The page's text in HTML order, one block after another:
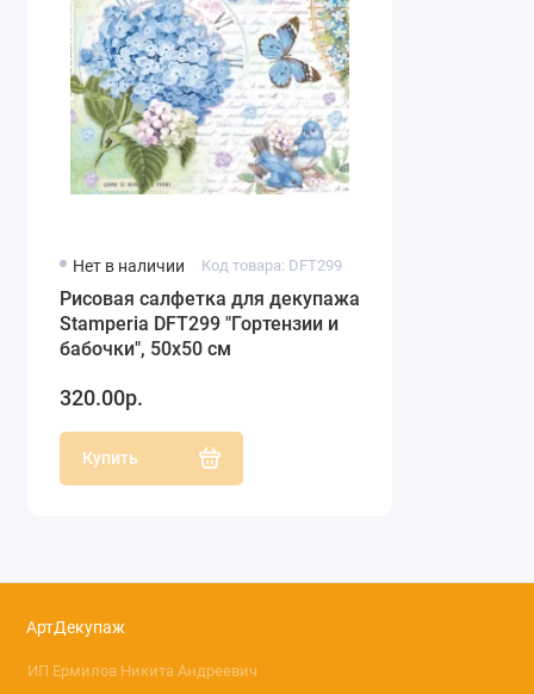
Нет в наличии Код товара: DFT299
Рисовая салфетка для декупажа
Stamperia DFT299 "Гортензии и
бабочки", 50х50 см
320.00р.
Купить
АртДекупаж
ИП Ермилов Никита Андреевич